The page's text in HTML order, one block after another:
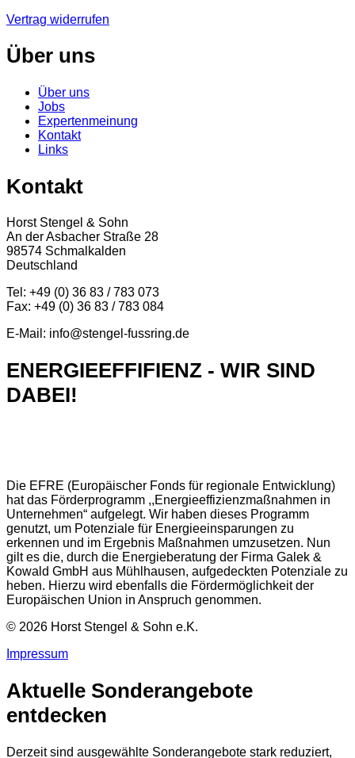
Vertrag widerrufen
Über uns
Über uns
Jobs
Expertenmeinung
Kontakt
Links
Kontakt
Horst Stengel & Sohn
An der Asbacher Straße 28
98574 Schmalkalden
Deutschland
Tel: +49 (0) 36 83 / 783 073
Fax: +49 (0) 36 83 / 783 084
E-Mail: info@stengel-fussring.de
ENERGIEEFFIFIENZ - WIR SIND
DABEI!
Die EFRE (Europäischer Fonds für regionale Entwicklung)
hat das Förderprogramm ,,Energieeffizienzmaßnahmen in
Unternehmen“ aufgelegt. Wir haben dieses Programm
genutzt, um Potenziale für Energieeinsparungen zu
erkennen und im Ergebnis Maßnahmen umzusetzen. Nun
gilt es die, durch die Energieberatung der Firma Galek &
Kowald GmbH aus Mühlhausen, aufgedeckten Potenziale zu
heben. Hierzu wird ebenfalls die Fördermöglichkeit der
Europäischen Union in Anspruch genommen.
© 2026 Horst Stengel & Sohn e.K.
Impressum
Aktuelle Sonderangebote
entdecken
Derzeit sind ausgewählte Sonderangebote stark reduziert,